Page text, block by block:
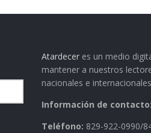
Atardecer es un medio
mantener a nuestros
nacionales e
Información de contacto:
Teléfono: 829-922-0990/